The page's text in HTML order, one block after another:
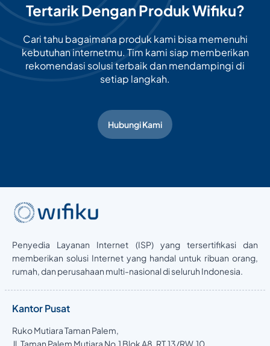
Tertarik Dengan Produk Wifiku?
Cari tahu bagaimana produk kami bisa memenuhi
kebutuhan internetmu. Tim kami siap memberikan
rekomendasi solusi terbaik dan mendampingi di
setiap langkah.
Hubungi Kami
Penyedia Layanan Internet (ISP) yang tersertifikasi dan
memberikan solusi Internet yang handal untuk ribuan orang,
rumah, dan perusahaan multi-nasional di seluruh Indonesia.
Kantor Pusat
Ruko Mutiara Taman Palem,
Jl. Taman Palem Mutiara No.1 Blok A8, RT.13/RW.10,